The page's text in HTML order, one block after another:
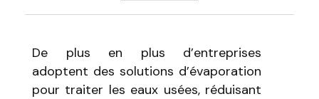
De plus en plus d’entreprises
adoptent des solutions d’évaporation
pour traiter les eaux usées, réduisant